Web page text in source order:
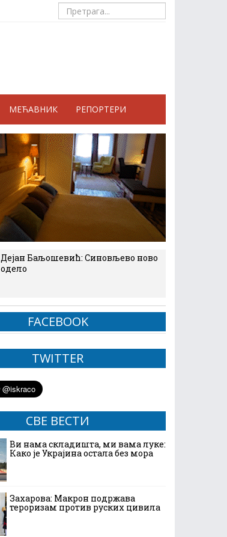
МЕЋАВНИК РЕПОРТЕРИ
Дејан Баљошевић: Синовљево ново
одело
FACEBOOK
TWITTER
СВЕ ВЕСТИ
Ви нама складишта, ми вама луке:
Како је Украјина остала без мора
Захарова: Макрон подржава
тероризам против руских цивила